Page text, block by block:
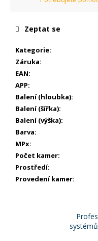
Kategorie:
Záruka:
EAN:
APP:
Balení (hloubka):
Balení (šířka):
Balení (výška):
Barva:
MPx:
Počet kamer:
Prostředí:
Provedení kamer:
Zeptat se